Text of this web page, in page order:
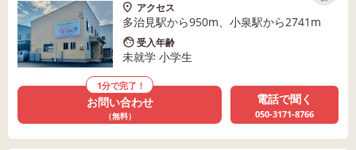
アクセス
多治見駅から950m、小泉駅から2741m
受入年齢
未就学 小学生
1分で完了！
お問い合わせ
（無料）
電話で聞く
050-3171-8766